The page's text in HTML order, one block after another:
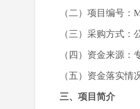
（二）项目编号：
（三）采购方式：
（四）资金来源：
（五）资金落实情
三、项目简介